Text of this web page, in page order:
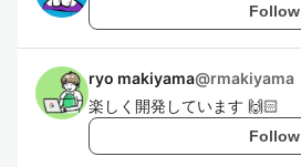
Follow
ryo makiyama@rmakiyama
楽しく開発しています 🙌🏻
Follow